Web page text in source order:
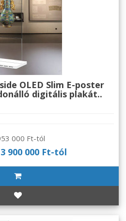
OLED Slim E-poster
digitális plakát..
000 Ft-tól
900 000 Ft-tól